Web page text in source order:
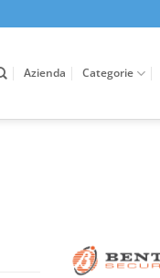
Azienda Categorie